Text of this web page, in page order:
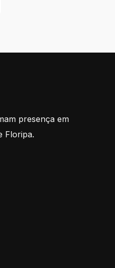
presença em
Floripa.